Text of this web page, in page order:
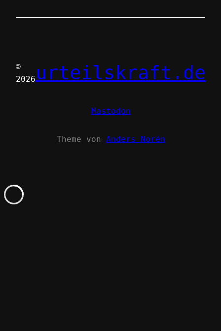
©
2026 urteilskraft.de
Mastodon
Theme von Anders Norén